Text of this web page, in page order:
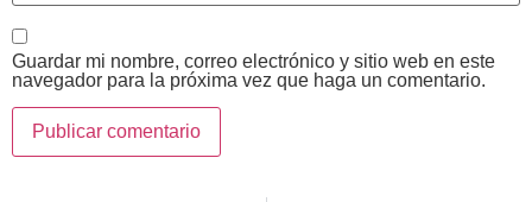
Guardar mi nombre, correo electrónico y sitio web en este
navegador para la próxima vez que haga un comentario.